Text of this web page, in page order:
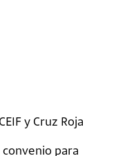
y Cruz Roja
para